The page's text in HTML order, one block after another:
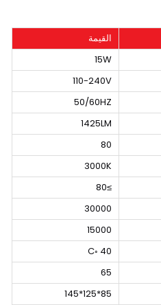
القيمة
15W
110-240V
50/60HZ
1425LM
80
3000K
≥80
30000
15000
40 ◦C
65
85*125*145